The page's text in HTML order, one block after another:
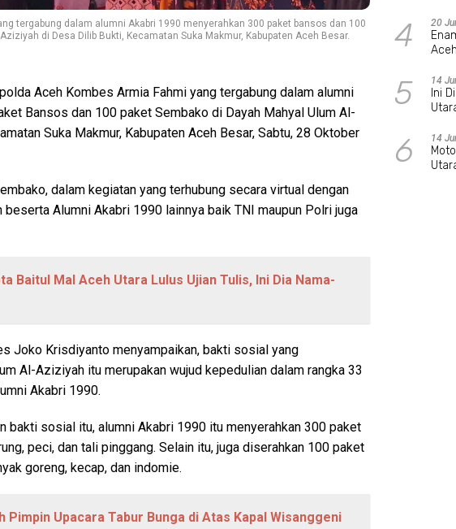
tergabung dalam alumni Akabri 1990 menyerahkan 300 paket bansos dan 100
di Desa Dilib Bukti, Kecamatan Suka Makmur, Kabupaten Aceh Besar.
Aceh Kombes Armia Fahmi yang tergabung dalam alumni
Bansos dan 100 paket Sembako di Dayah Mahyal Ulum Al-
Suka Makmur, Kabupaten Aceh Besar, Sabtu, 28 Oktober
dalam kegiatan yang terhubung secara virtual dengan
Alumni Akabri 1990 lainnya baik TNI maupun Polri juga
Baitul Mal Aceh Utara Lulus Ujian Tulis, Ini Dia Nama-
Joko Krisdiyanto menyampaikan, bakti sosial yang
Al-Aziziyah itu merupakan wujud kepedulian dalam rangka 33
Akabri 1990.
bakti sosial itu, alumni Akabri 1990 itu menyerahkan 300 paket
peci, dan tali pinggang. Selain itu, juga diserahkan 100 paket
goreng, kecap, dan indomie.
Pimpin Upacara Tabur Bunga di Atas Kapal Wisanggeni
4 20
5 14
Ini
6 14